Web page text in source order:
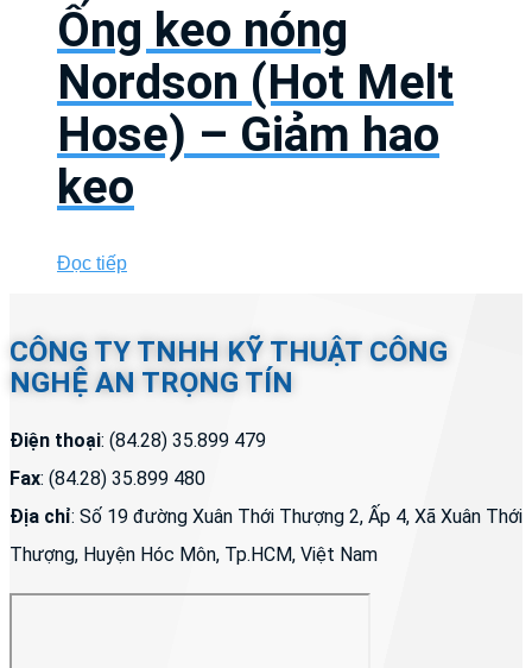
Ống keo nóng
Nordson (Hot Melt
Hose) – Giảm hao
keo
Đọc tiếp
CÔNG TY TNHH KỸ THUẬT CÔNG
NGHỆ AN TRỌNG TÍN
Điện thoại: (84.28) 35.899 479
Fax: (84.28) 35.899 480
Địa chỉ: Số 19 đường Xuân Thới Thượng 2, Ấp 4, Xã Xuân Thới
Thượng, Huyện Hóc Môn, Tp.HCM, Việt Nam